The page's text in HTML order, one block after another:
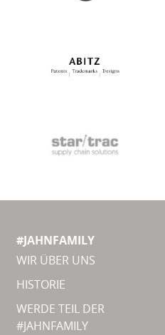
#JAHNFAMILY
WIR ÜBER UNS
HISTORIE
WERDE TEIL DER
#JAHNFAMILY